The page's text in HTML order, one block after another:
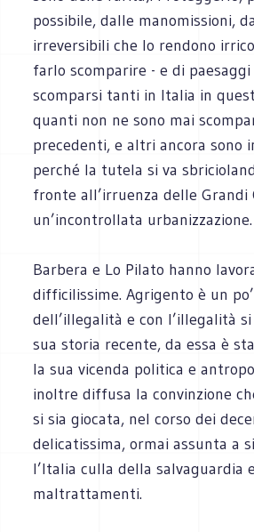
possibile, dalle manomissioni,
irreversibili che lo rendono
farlo scomparire - e di paesaggi
scomparsi tanti in Italia in
quanti non ne sono mai
precedenti, e altri ancora sono
perché la tutela si va
fronte all’irruenza delle Grandi
un’incontrollata urbanizzazione.
Barbera e Lo Pilato hanno
difficilissime. Agrigento è un
dell’illegalità e con l’illegalità
sua storia recente, da essa è
la sua vicenda politica e
inoltre diffusa la convinzione
si sia giocata, nel corso dei
delicatissima, ormai assunta a
l’Italia culla della salvaguardia
maltrattamenti.